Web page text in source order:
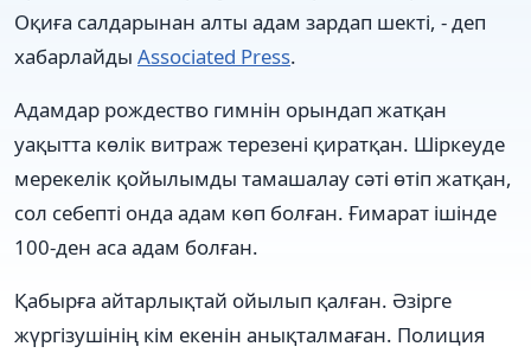
Оқиға салдарынан алты адам зардап шекті, - деп
хабарлайды Associated Press.
Адамдар рождество гимнін орындап жатқан
уақытта көлік витраж терезені қиратқан. Шіркеуде
мерекелік қойылымды тамашалау сәті өтіп жатқан,
сол себепті онда адам көп болған. Ғимарат ішінде
100-ден аса адам болған.
Қабырға айтарлықтай ойылып қалған. Әзірге
жүргізушінің кім екенін анықталмаған. Полиция